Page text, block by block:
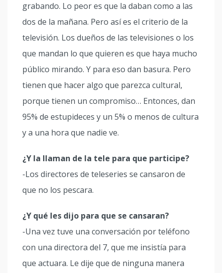
grabando. Lo peor es que la daban como a las
dos de la mañana. Pero así es el criterio de la
televisión. Los dueños de las televisiones o los
que mandan lo que quieren es que haya mucho
público mirando. Y para eso dan basura. Pero
tienen que hacer algo que parezca cultural,
porque tienen un compromiso… Entonces, dan
95% de estupideces y un 5% o menos de cultura
y a una hora que nadie ve.
¿Y la llaman de la tele para que participe?
-Los directores de teleseries se cansaron de
que no los pescara.
¿Y qué les dijo para que se cansaran?
-Una vez tuve una conversación por teléfono
con una directora del 7, que me insistía para
que actuara. Le dije que de ninguna manera